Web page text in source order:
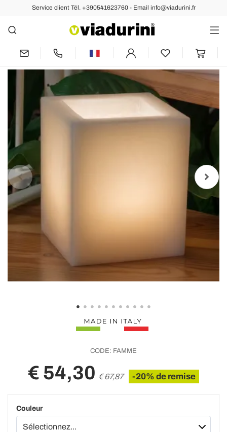
Service client Tél. +390541623760 - Email info@viadurini.fr
Arrière Suivant
Lanterne en cire parfumée Effet rayé
avec bougie Made in Italy - Famme
CODE: FAMME
€ 54,30 € 67,87 -20% de remise
Couleur